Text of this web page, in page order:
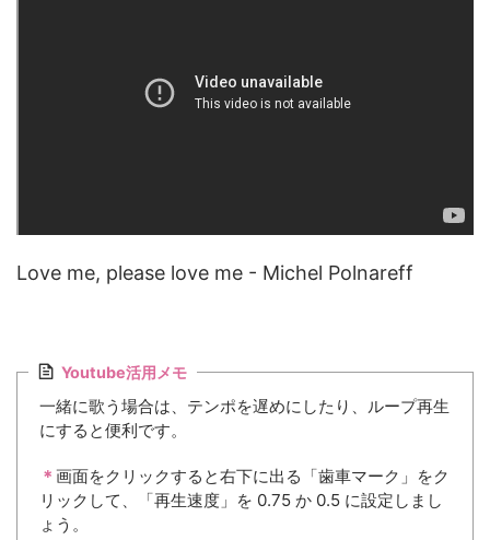
Love me, please love me - Michel Polnareff
Youtube活用メモ
一緒に歌う場合は、テンポを遅めにしたり、ループ再生
にすると便利です。
＊ 画面をクリックすると右下に出る「歯車マーク」をク
リックして、「再生速度」を 0.75 か 0.5 に設定しまし
ょう。